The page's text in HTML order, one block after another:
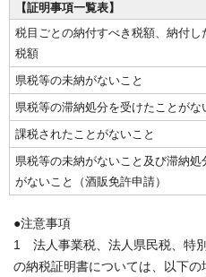
【証明事項一覧表】
税目ごとの納付すべき税額、納付し
税額
県税等の未納がないこと
県税等の滞納処分を受けたことがな
課税されたことがないこと
県税等の未納がないこと及び滞納処
がないこと（酒販免許申請）
●注意事項
1 法人事業税、法人県民税、特
の納税証明書については、以下